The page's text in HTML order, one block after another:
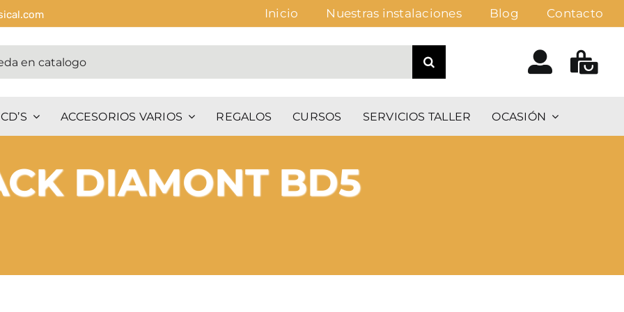
Inicio Nuestras instalaciones Blog Contacto
ACCESORIOS VARIOS REGALOS CURSOS SERVICIOS TALLER OCASIÓN
DIAMONT BD5